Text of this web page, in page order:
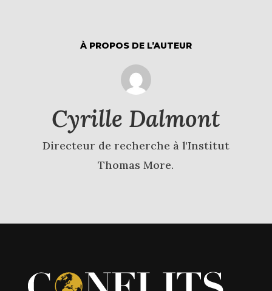
À PROPOS DE L’AUTEUR
Cyrille Dalmont
Directeur de recherche à l'Institut
Thomas More.